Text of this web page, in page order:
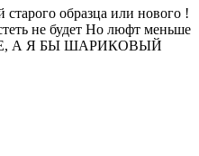
образца или нового !
не будет Но люфт меньше
А Я БЫ ШАРИКОВЫЙ